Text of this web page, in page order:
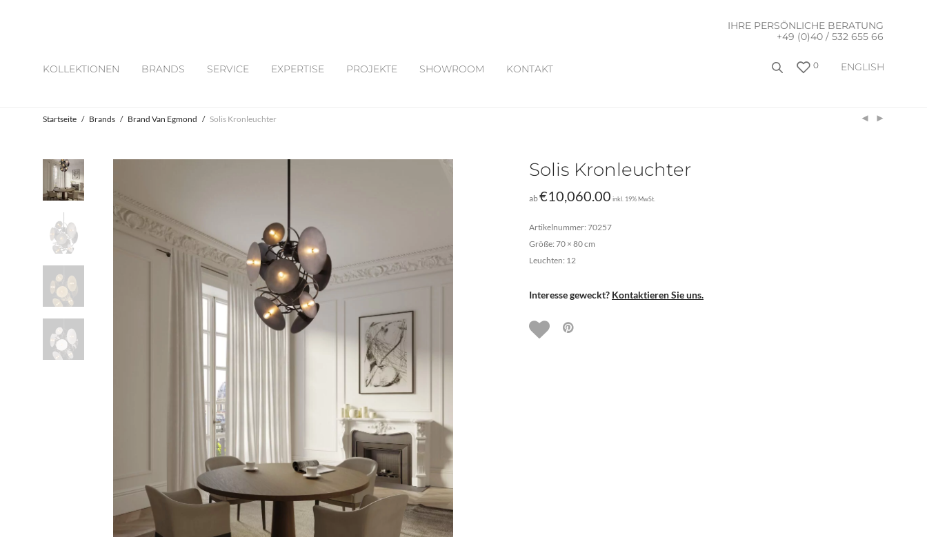
IHRE PERSÖNLICHE BERATUNG
+49 (0)40 / 532 655 66
KOLLEKTIONEN BRANDS SERVICE EXPERTISE PROJEKTE SHOWROOM KONTAKT ENGLISH
0
Startseite / Brands / Brand Van Egmond / Solis Kronleuchter
Solis Kronleuchter
ab€10,060.00 inkl. 19% MwSt.
Artikelnummer: 70257
Größe: 70 × 80 cm
Leuchten: 12
Interesse geweckt? Kontaktieren Sie uns.